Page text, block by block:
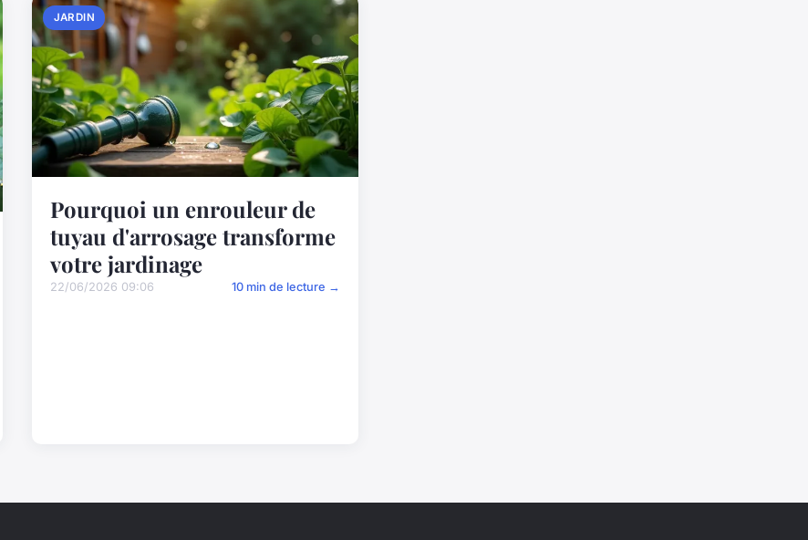
JARDIN
Pourquoi un enrouleur de
tuyau d'arrosage transforme
votre jardinage
22/06/2026 09:06 10 min de lecture →